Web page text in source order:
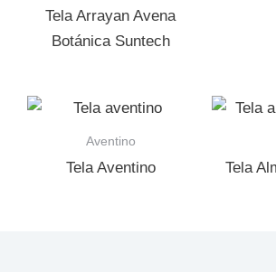
Tela Arrayan Avena
Botánica Suntech
Aventino
Tela Aventino Tela